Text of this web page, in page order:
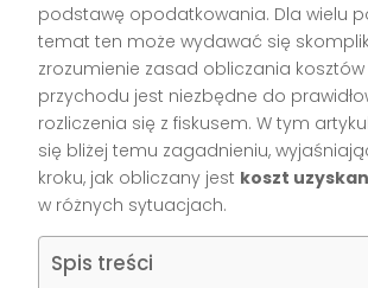
podstawę opodatkowania. Dla wielu
temat ten może wydawać się
zrozumienie zasad obliczania
przychodu jest niezbędne do
rozliczenia się z fiskusem. W tym
się bliżej temu zagadnieniu,
kroku, jak obliczany jest koszt
w różnych sytuacjach.
Spis treści